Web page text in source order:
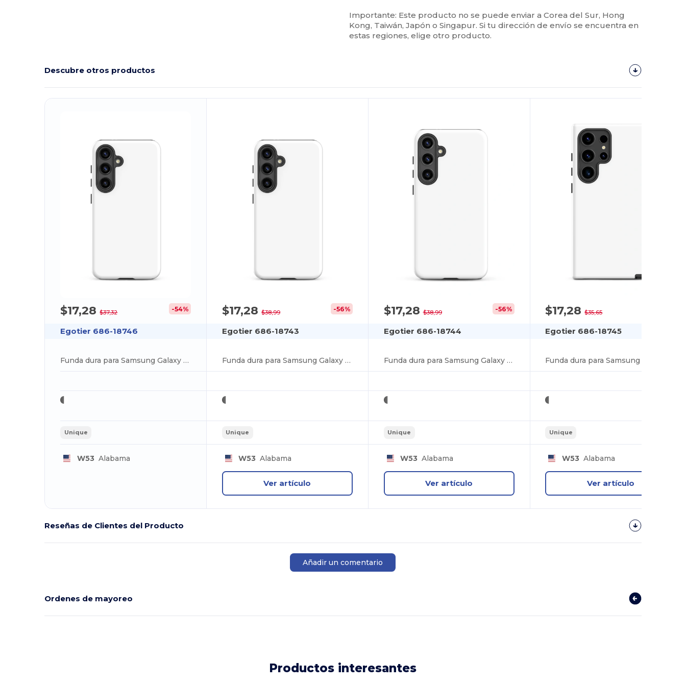
Importante: Este producto no se puede enviar a Corea del Sur, Hong
Kong, Taiwán, Japón o Singapur. Si tu dirección de envío se encuentra en
estas regiones, elige otro producto.
Descubre otros productos
$17,28$37,32 -54%
Egotier 686-18746
Funda dura para Samsung Galaxy S24
Unique
W53 Alabama
$17,28 $38,99 -56%
Egotier 686-18743
Funda dura para Samsung Galaxy S24
Unique
W53 Alabama
Ver artículo
$17,28$38,99 -56%
Egotier 686-18744
Funda dura para Samsung Galaxy S24 Plus
Unique
W53 Alabama
Ver artículo
$17,28$35,65
Egotier 686-18745
Unique
W53 Alabama
Ver artículo
Reseñas de Clientes del Producto
Añadir un comentario
Ordenes de mayoreo
Productos interesantes